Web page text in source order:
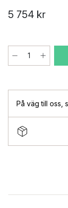
5 754 kr
På väg till oss